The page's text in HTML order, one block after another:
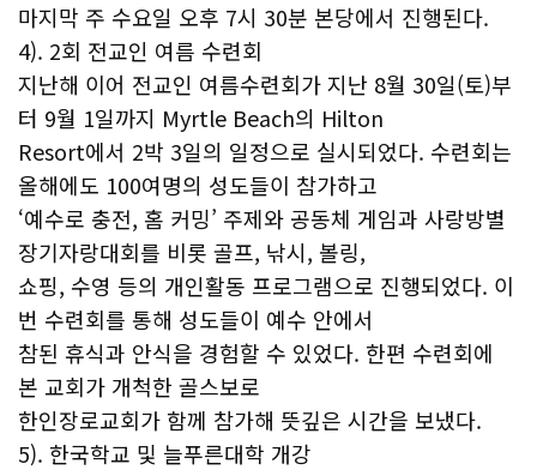
마지막 주 수요일 오후 7시 30분 본당에서 진행된다.
4). 2회 전교인 여름 수련회
지난해 이어 전교인 여름수련회가 지난 8월 30일(토)부
터 9월 1일까지 Myrtle Beach의 Hilton
Resort에서 2박 3일의 일정으로 실시되었다. 수련회는
올해에도 100여명의 성도들이 참가하고
‘예수로 충전, 홈 커밍’ 주제와 공동체 게임과 사랑방별
장기자랑대회를 비롯 골프, 낚시, 볼링,
쇼핑, 수영 등의 개인활동 프로그램으로 진행되었다. 이
번 수련회를 통해 성도들이 예수 안에서
참된 휴식과 안식을 경험할 수 있었다. 한편 수련회에
본 교회가 개척한 골스보로
한인장로교회가 함께 참가해 뜻깊은 시간을 보냈다.
5). 한국학교 및 늘푸른대학 개강